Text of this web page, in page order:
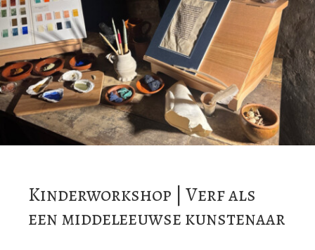
Kinderworkshop | Verf als
een middeleeuwse kunstenaar